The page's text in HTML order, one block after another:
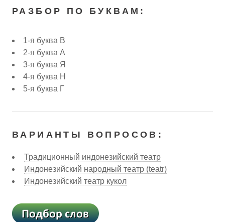
РАЗБОР ПО БУКВАМ:
1-я буква В
2-я буква А
3-я буква Я
4-я буква Н
5-я буква Г
ВАРИАНТЫ ВОПРОСОВ:
Традиционный индонезийский театр
Индонезийский народный театр (teatr)
Индонезийский театр кукол